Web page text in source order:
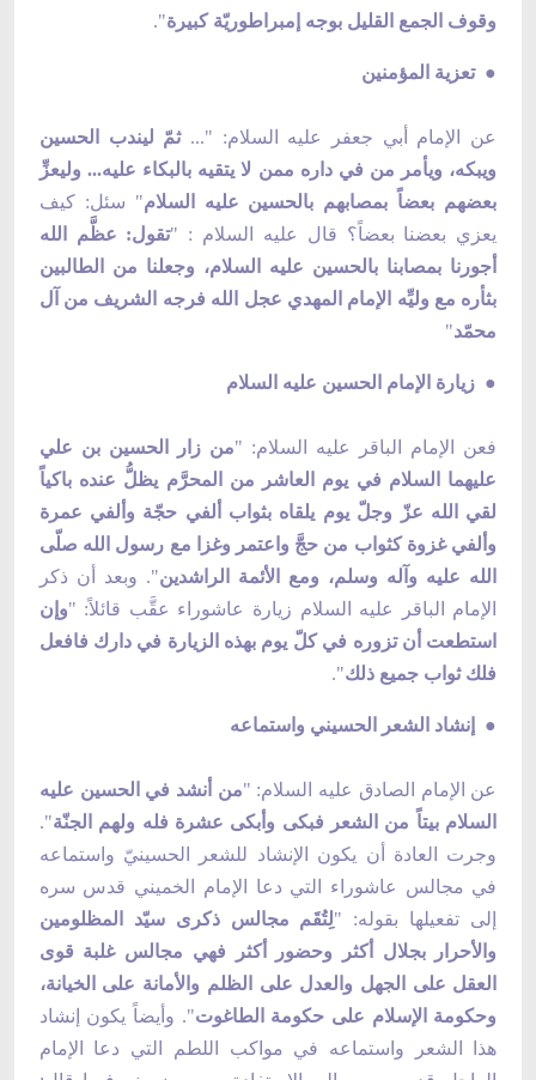
وقوف الجمع القليل بوجه إمبراطوريّة كبيرة".
● تعزية المؤمنين
عن الإمام أبي جعفر عليه السلام: "... ثمّ ليندب الحسين
ويبكه، ويأمر من في داره ممن لا يتقيه بالبكاء عليه... وليعزِّ
بعضهم بعضاً بمصابهم بالحسين عليه السلام" سئل: كيف
يعزي بعضنا بعضاً؟ قال عليه السلام : "تقول: عظَّم الله
أجورنا بمصابنا بالحسين عليه السلام، وجعلنا من الطالبين
بثأره مع وليِّه الإمام المهدي عجل الله فرجه الشريف من آل
محمّد"
● زيارة الإمام الحسين عليه السلام
فعن الإمام الباقر عليه السلام: "من زار الحسين بن علي
عليهما السلام في يوم العاشر من المحرَّم يظلُّ عنده باكياً
لقي الله عزّ وجلّ يوم يلقاه بثواب ألفي حجّة وألفي عمرة
وألفي غزوة كثواب من حجَّ واعتمر وغزا مع رسول الله صلّى
الله عليه وآله وسلم، ومع الأئمة الراشدين". وبعد أن ذكر
الإمام الباقر عليه السلام زيارة عاشوراء عقَّب قائلاً: "وإن
استطعت أن تزوره في كلّ يوم بهذه الزيارة في دارك فافعل
فلك ثواب جميع ذلك".
● إنشاد الشعر الحسيني واستماعه
عن الإمام الصادق عليه السلام: "من أنشد في الحسين عليه
السلام بيتاً من الشعر فبكى وأبكى عشرة فله ولهم الجنّة".
وجرت العادة أن يكون الإنشاد للشعر الحسينيّ واستماعه
في مجالس عاشوراء التي دعا الإمام الخميني قدس سره
إلى تفعيلها بقوله: "لِتُقَم مجالس ذكرى سيّد المظلومين
والأحرار بجلال أكثر وحضور أكثر فهي مجالس غلبة قوى
العقل على الجهل والعدل على الظلم والأمانة على الخيانة،
وحكومة الإسلام على حكومة الطاغوت". وأيضاً يكون إنشاد
هذا الشعر واستماعه في مواكب اللطم التي دعا الإمام